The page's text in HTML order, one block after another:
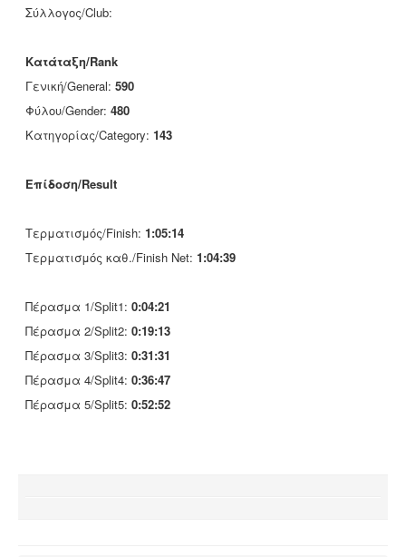
Σύλλογος/Club:
Κατάταξη/Rank
Γενική/General: 590
Φύλου/Gender: 480
Κατηγορίας/Category: 143
Επίδοση/Result
Τερματισμός/Finish: 1:05:14
Τερματισμός καθ./Finish Net: 1:04:39
Πέρασμα 1/Split1: 0:04:21
Πέρασμα 2/Split2: 0:19:13
Πέρασμα 3/Split3: 0:31:31
Πέρασμα 4/Split4: 0:36:47
Πέρασμα 5/Split5: 0:52:52